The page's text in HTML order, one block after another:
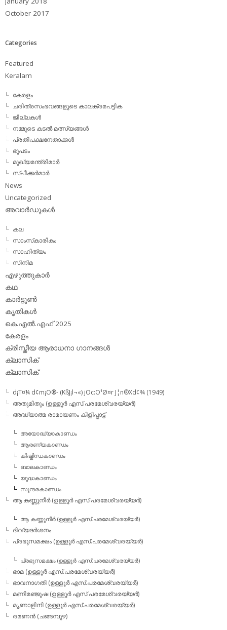
October 2017
Categories
Featured
Keralam
കേരളം
ചരിത്രസംഭവങ്ങളുടെ കാലക്രമപട്ടിക
ജില്ലകള്‍
നമ്മുടെ കടല്‍ മത്സ്യങ്ങള്‍
പ്രതിപക്ഷനേതാക്കള്‍
ഭൂപടം
മുഖ്യമന്ത്രിമാര്‍
സ്പീക്കര്‍മാര്‍
News
Uncategorized
അവാര്‍ഡുകള്‍
കല
സാംസ്‌കാരികം
സാഹിത്യം
സിനിമ
എഴുത്തുകാര്‍
കഥ
കാര്‍ട്ടൂണ്‍
കൃതികള്‍
കെ.എല്‍.എഫ് 2025
കേരളം
ക്രിസ്തീയ ആരാധനാ ഗാനങ്ങള്‍
ക്ലാസിക്‌
ക്ലാസിക്
d¡T¤¼ d¢m¡O®- (KßJ¡l¬«) jOc:O¹Ø¤r J¦n®Xd¢¾ (1949)
അതുമിതും (ഉള്ളൂര്‍ എസ്.പരമേശ്വരയ്യര്‍)
അദ്ധ്യാത്മ രാമായണം കിളിപ്പാട്ട്‌
അയോദ്ധ്യാകാണ്ഡം
ആരണ്യകാണ്ഡം
കിഷ്കിന്ധകാണ്ഡം
ബാലകാണ്ഡം
യൂദ്ധകാണ്ഡം
സുന്ദരകാണ്ഡം
ആ കണ്ണുനീര്‍ (ഉള്ളൂര്‍ എസ്.പരമേശ്വരയ്യര്‍)
ആ കണ്ണുനീര്‍ (ഉള്ളൂര്‍ എസ്.പരമേശ്വരയ്യര്‍)
ദിവ്യദര്‍ശനം
പ്രഭുസമക്ഷം (ഉള്ളൂര്‍ എസ്.പരമേശ്വരയ്യര്‍)
പ്രഭുസമക്ഷം (ഉള്ളൂര്‍ എസ്.പരമേശ്വരയ്യര്‍)
ഭാമ (ഉള്ളൂര്‍ എസ്.പരമേശ്വരയ്യര്‍)
ഭാവനാഗതി (ഉള്ളൂര്‍ എസ്.പരമേശ്വരയ്യര്‍)
മണിമഞ്ജുഷ (ഉള്ളൂര്‍ എസ്.പരമേശ്വരയ്യര്‍)
മൃണാളിനി (ഉള്ളൂര്‍ എസ്.പരമേശ്വരയ്യര്‍)
രമണന്‍ (ചങ്ങമ്പുഴ)